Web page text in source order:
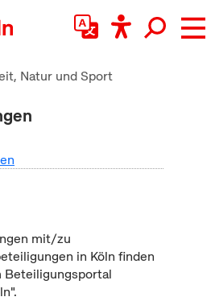
Natur und Sport
mit/zu
in Köln finden
Beteiligungsportal